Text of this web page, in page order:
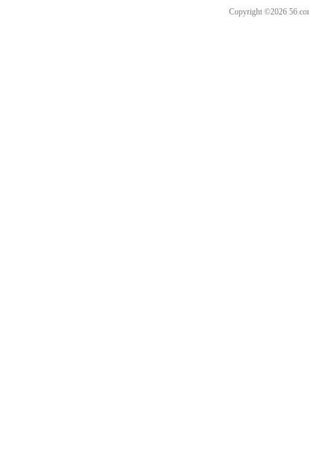
Copyright ©2026